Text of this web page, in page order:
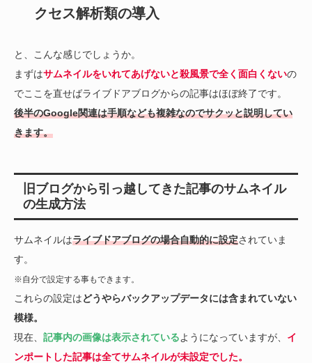
クセス解析類の導入
と、こんな感じでしょうか。
まずはサムネイルをいれてあげないと殺風景で全く面白くないの
でここを直せばライブドアブログからの記事はほぼ終了です。
後半のGoogle関連は手順なども複雑なのでサクッと説明してい
きます。
旧ブログから引っ越してきた記事のサムネイル
の生成方法
サムネイルはライブドアブログの場合自動的に設定されていま
す。
※自分で設定する事もできます。
これらの設定はどうやらバックアップデータには含まれていない
模様。
現在、 記事内の画像は表示されているようになっていますが、 イ
ンポートした記事は全てサムネイルが未設定でした。